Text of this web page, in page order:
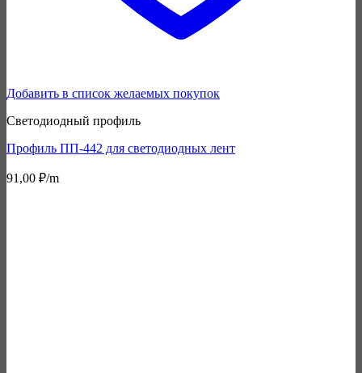
Добавить в список желаемых покупок
Светодиодный профиль
Профиль ПП-442 для светодиодных лент
91,00 ₽/m